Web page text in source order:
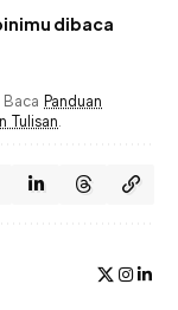
dibaca
Panduan
Tulisan